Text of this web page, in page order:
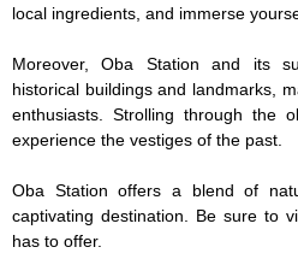
local ingredients, and immerse
Moreover, Oba Station and its
historical buildings and landmarks,
enthusiasts. Strolling through the
experience the vestiges of the past.
Oba Station offers a blend of
captivating destination. Be sure to
has to offer.